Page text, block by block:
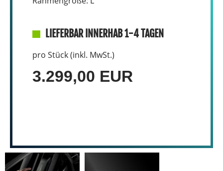
LIEFERBAR INNERHAB 1-4 TAGEN
pro Stück (inkl. MwSt.)
3.299,00 EUR